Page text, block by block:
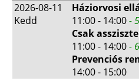
2026-08-11
Kedd
Háziorvosi
11:00 - 14:00-
Csak
11:00 - 14:00-
Prevenciós
14:00 - 15:00